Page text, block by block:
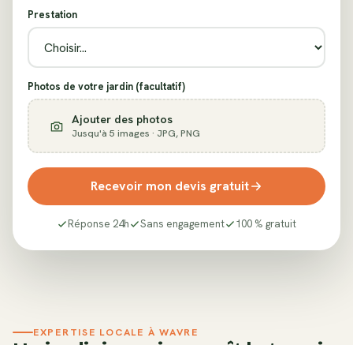
Prestation
Photos de votre jardin (facultatif)
Ajouter des photos
Jusqu'à 5 images · JPG, PNG
Recevoir mon devis gratuit
Réponse 24h Sans engagement 100 % gratuit
EXPERTISE LOCALE ÀWAVRE